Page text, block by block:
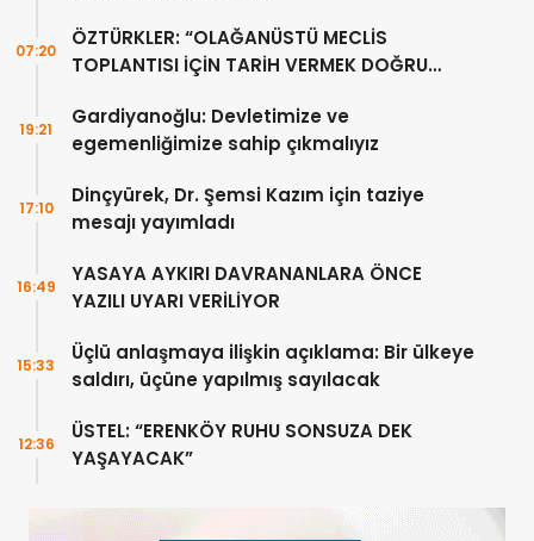
ÖZTÜRKLER: “OLAĞANÜSTÜ MECLİS
TOPLANTISI İÇİN TARİH VERMEK DOĞRU
07:20
Gardiyanoğlu: Devletimize ve
egemenliğimize sahip çıkmalıyız
19:21
Dinçyürek, Dr. Şemsi Kazım için taziye
mesajı yayımladı
17:10
YASAYA AYKIRI DAVRANANLARA ÖNCE
YAZILI UYARI VERİLİYOR
16:49
Üçlü anlaşmaya ilişkin açıklama: Bir ülkeye
saldırı, üçüne yapılmış sayılacak
15:33
ÜSTEL: “ERENKÖY RUHU SONSUZA DEK
YAŞAYACAK”
12:36